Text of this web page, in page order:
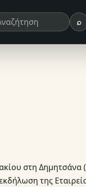
αναζήτησης ⌕
στη Δημητσάνα
της